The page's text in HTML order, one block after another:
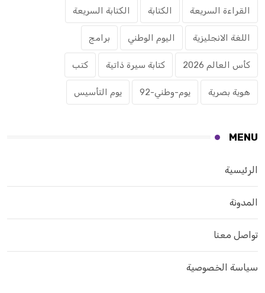
القراءة السريعة الكتابة الكتابة السريعة
اللغة الانجليزية اليوم الوطني برامج
كأس العالم 2026 كتابة سيرة ذاتية كتب
هوية بصرية يوم-وطني-92 يوم التأسيس
MENU
الرئيسية
المدونة
تواصل معنا
سياسة الخصوصية